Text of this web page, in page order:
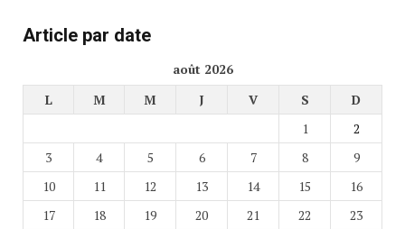
Article par date
août 2026
L
M M J V S
D
1
2
3
4 5 6 7 8
9
10
11 12 13 14 15
16
17
18 19 20 21 22
23